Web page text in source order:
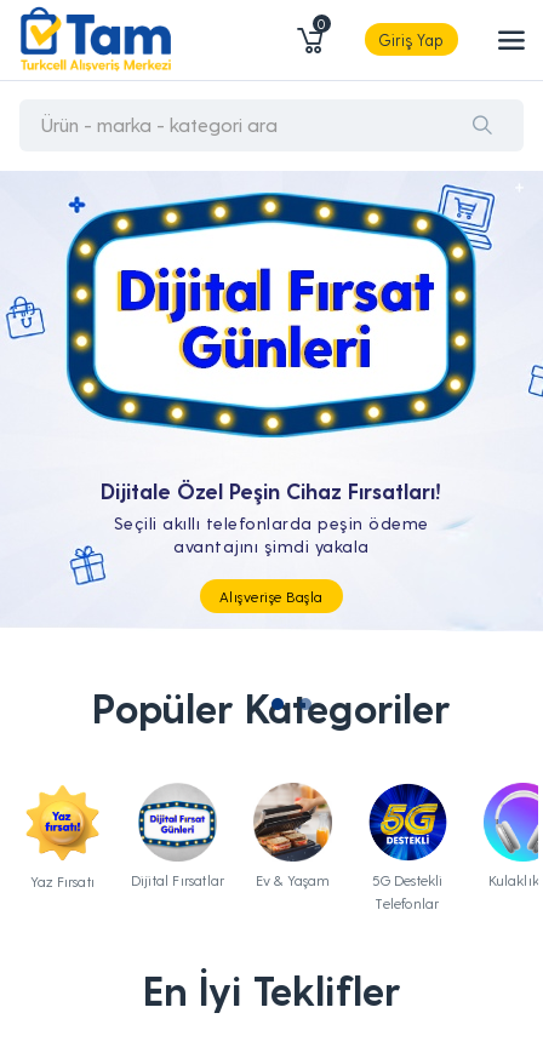
0
Giriş Yap
Tüm Teknolojik İhtiyaçların Tam'da
Popüler Kategoriler
Yaz Fırsatı Dijital Fırsatlar Ev & Yaşam
5G Destekli
Telefonlar
En İyi Teklifler